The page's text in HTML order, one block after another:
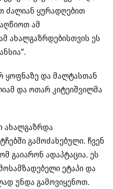
ძალიან ყურადღებით
ამ
ახალგაზრდებისთვის ეს
ყოფნაზე და მალტასთან
და ოთარ კიტეიშვილმა
ახალგაზრდა
გამოძახებული. ჩვენ
გაიარონ ადაპტაცია. ეს
ეტაპი და
უნდა გამოვიყენოთ.